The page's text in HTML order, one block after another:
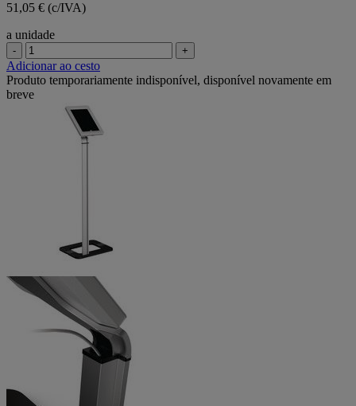
51,05 € (c/IVA)
a unidade
- +
Adicionar ao cesto
Produto temporariamente indisponível, disponível novamente em
breve